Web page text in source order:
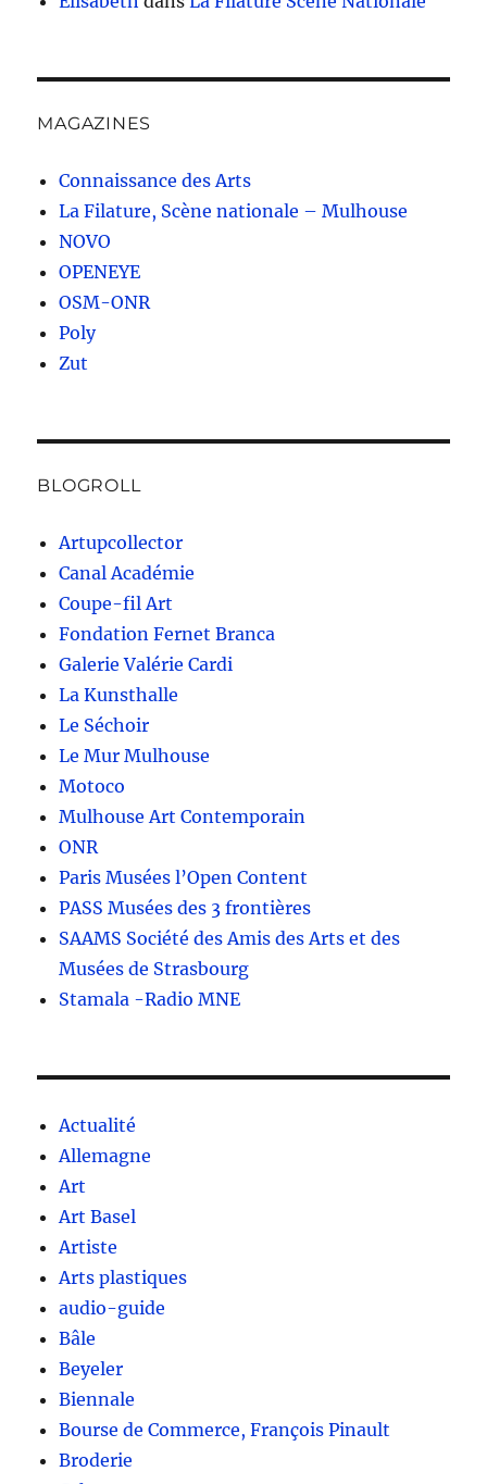
MAGAZINES
Connaissance des Arts
La Filature, Scène nationale – Mulhouse
NOVO
OPENEYE
OSM-ONR
Poly
Zut
BLOGROLL
Artupcollector
Canal Académie
Coupe-fil Art
Fondation Fernet Branca
Galerie Valérie Cardi
La Kunsthalle
Le Séchoir
Le Mur Mulhouse
Motoco
Mulhouse Art Contemporain
ONR
Paris Musées l’Open Content
PASS Musées des 3 frontières
SAAMS Société des Amis des Arts et des
Musées de Strasbourg
Stamala -Radio MNE
Actualité
Allemagne
Art
Art Basel
Artiste
Arts plastiques
audio-guide
Bâle
Beyeler
Biennale
Bourse de Commerce, François Pinault
Broderie